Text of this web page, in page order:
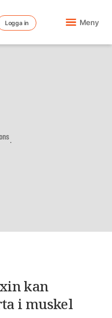
Logga in Meny
kan
i muskel